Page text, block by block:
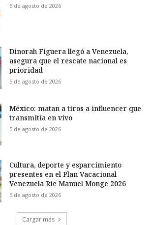
6 de agosto de 2026
Dinorah Figuera llegó a Venezuela,
asegura que el rescate nacional es
prioridad
5 de agosto de 2026
México: matan a tiros a influencer que
transmitía en vivo
5 de agosto de 2026
Cultura, deporte y esparcimiento
presentes en el Plan Vacacional
Venezuela Ríe Manuel Monge 2026
5 de agosto de 2026
Cargar más